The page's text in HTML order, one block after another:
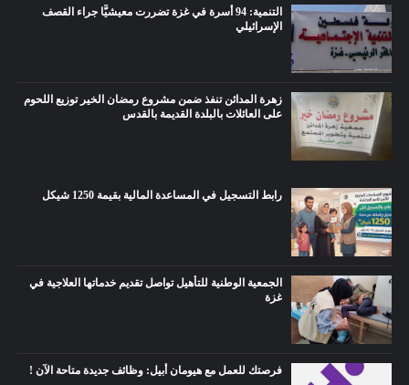
التنمية: 94 أسرة في غزة تضررت معيشيًّا جراء القصف
الإسرائيلي
زهرة المدائن تنفذ ضمن مشروع رمضان الخير توزيع اللحوم
على العائلات بالبلدة القديمة بالقدس
رابط التسجيل في المساعدة المالية بقيمة 1250 شيكل
الجمعية الوطنية للتأهيل تواصل تقديم خدماتها العلاجية في
غزة
فرصتك للعمل مع هيومان أبيل: وظائف جديدة متاحة الآن !